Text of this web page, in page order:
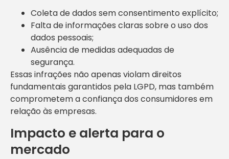
Coleta de dados sem consentimento explícito;
Falta de informações claras sobre o uso dos
dados pessoais;
Ausência de medidas adequadas de
segurança.
Essas infrações não apenas violam direitos
fundamentais garantidos pela LGPD, mas também
comprometem a confiança dos consumidores em
relação às empresas.
Impacto e alerta para o
mercado